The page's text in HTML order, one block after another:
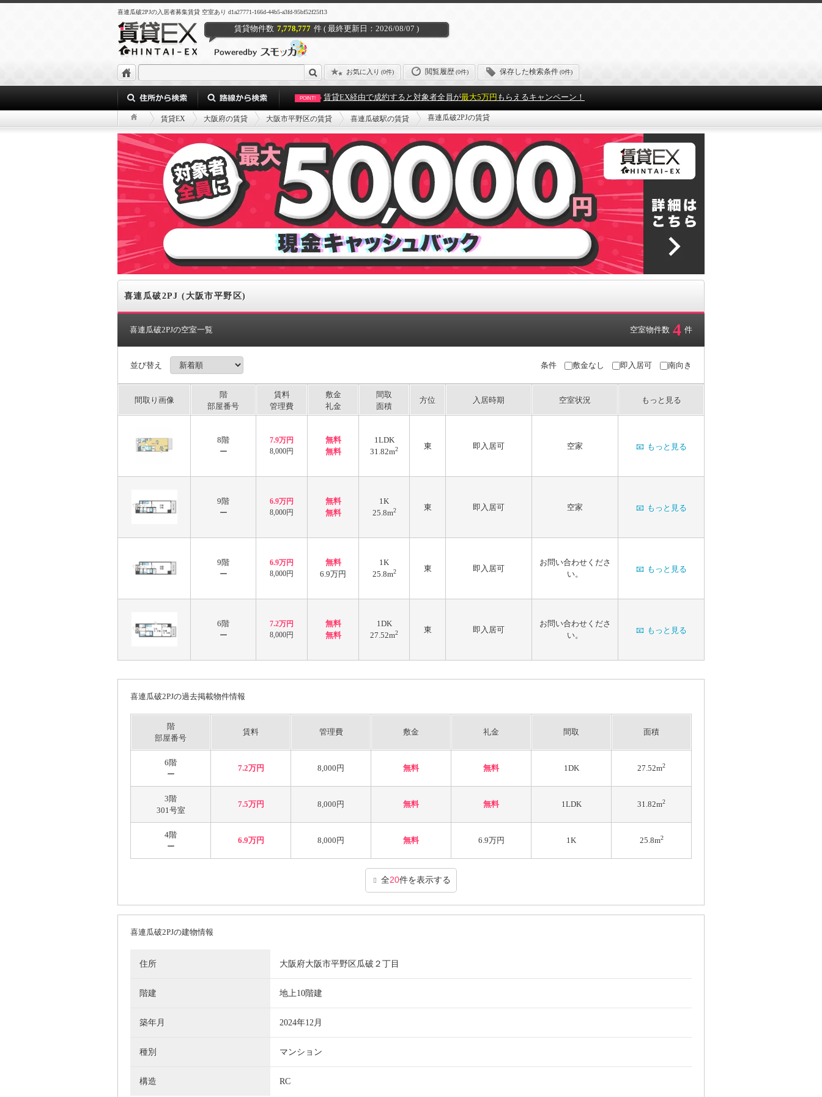
喜連瓜破2PJの入居者募集賃貸 空室あり d1a27771-166d-44b5-a3fd-95bf52f25f13
賃貸物件数 7,778,777 件 ( 最終更新日：2026/08/07 )
お気に入り (0件) 閲覧履歴(0件) 保存した検索条件(0件)
POINT! 賃貸EX経由で成約すると対象者全員が最大5万円 もらえるキャンペーン！
賃貸EX 大阪府の賃貸 大阪市平野区の賃貸 喜連瓜破駅の賃貸 喜連瓜破2PJの賃貸
喜連瓜破2PJ (大阪市平野区)
喜連瓜破2PJの空室一覧 空室物件数 4 件
並び替え 条件 敷金なし 即入居可 南向き
間取り画像
階
部屋番号
賃料
管理費
敷金
礼金
間取
面積
方位 入居時期 空室状況 もっと見る
8階
ー
7.9万円
8,000円
無料
無料
1LDK
31.82m2 東 即入居可 空家 📧 もっと見る
9階
ー
6.9万円
8,000円
無料
無料
1K
25.8m2 東 即入居可 空家 📧 もっと見る
9階
ー
6.9万円
8,000円
無料
6.9万円
1K
25.8m2 東 即入居可
お問い合わせくださ
い。
📧 もっと見る
6階
ー
7.2万円
8,000円
無料
無料
1DK
27.52m2 東 即入居可
お問い合わせくださ
い。
📧 もっと見る
喜連瓜破2PJの過去掲載物件情報
階
部屋番号
賃料 管理費 敷金 礼金 間取 面積
6階
ー
7.2万円 8,000円 無料 無料 1DK 27.52m2
3階
301号室
7.5万円 8,000円 無料 無料 1LDK 31.82m2
4階
ー
6.9万円 8,000円 無料 6.9万円 1K 25.8m2
全20件を表示する
喜連瓜破2PJの建物情報
住所 大阪府大阪市平野区瓜破２丁目
階建 地上10階建
築年月 2024年12月
種別 マンション
構造 RC